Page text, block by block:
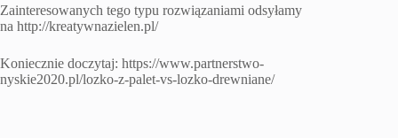
Zainteresowanych tego typu rozwiązaniami odsyłamy
na http://kreatywnazielen.pl/
Koniecznie doczytaj: https://www.partnerstwo-
nyskie2020.pl/lozko-z-palet-vs-lozko-drewniane/